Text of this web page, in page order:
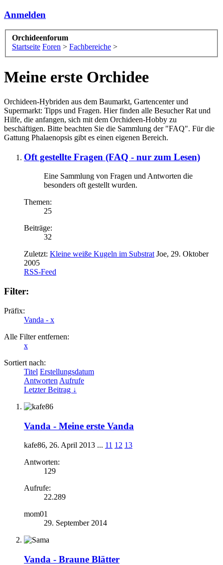
Anmelden
Orchideenforum
Startseite Foren > Fachbereiche >
Meine erste Orchidee
Orchideen-Hybriden aus dem Baumarkt, Gartencenter und
Supermarkt: Tipps und Fragen. Hier finden alle Besucher Rat und
Hilfe, die anfangen, sich mit dem Orchideen-Hobby zu
beschäftigen. Bitte beachten Sie die Sammlung der "FAQ". Für die
Gattung Phalaenopsis gibt es einen eigenen Bereich.
Oft gestellte Fragen (FAQ - nur zum Lesen)
Eine Sammlung von Fragen und Antworten die
besonders oft gestellt wurden.
Themen:
25
Beiträge:
32
Zuletzt: Kleine weiße Kugeln im Substrat Joe, 29. Oktober
2005
RSS-Feed
Filter:
Präfix:
Vanda - x
Alle Filter entfernen:
x
Sortiert nach:
Titel Erstellungsdatum
Antworten Aufrufe
Letzter Beitrag ↓
Vanda - Meine erste Vanda
kafe86, 26. April 2013 ... 11 12 13
Antworten:
129
Aufrufe:
22.289
mom01
29. September 2014
Vanda - Braune Blätter